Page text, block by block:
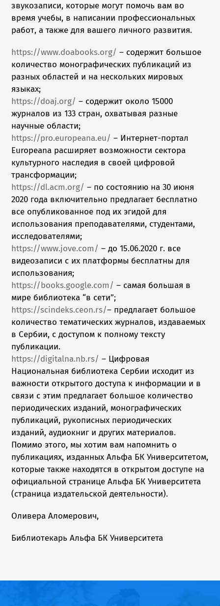
звукозаписи, которые могут помочь вам во
время учебы, в написании профессиональных
работ, а также для вашего личного развития.
https://www.doabooks.org/ – содержит большое
количество монографических публикаций из
разных областей и на нескольких мировых
языках;
https://doaj.org/ – содержит около 15000
журналов из 133 стран, охватывая разные
научные области;
https://pro.europeana.eu/ – Интернет-портал
Europeana расширяет возможности сектора
культурного наследия в своей цифровой
трансформации;
https://dl.acm.org/ – по состоянию на 30 июня
2020 года включительно предлагает бесплатно
все опубликованное под их эгидой для
использования преподавателями, студентами,
исследователями;
https://www.jove.com/ – до 15.06.2020 г. все
видеозаписи с их платформы бесплатны для
использования;
https://books.google.com/ – самая большая в
мире библиотека “в сети”;
https://scindeks.ceon.rs/– предлагает большое
количество тематических журналов, издаваемых
в Сербии, с доступом к полному тексту
публикации.
https://digitalna.nb.rs/ – Цифровая
Национальная библиотека Сербии исходит из
важности открытого доступа к информации и в
связи с этим предлагает большое количество
периодических изданий, монографических
публикаций, рукописных периодических
изданий, аудиокниг и других материалов.
Помимо этого, мы хотим вам напомнить о
публикациях, изданных Альфа БК Университетом,
которые также находятся в открытом доступе на
официальной странице Альфа БК Университета
(страница издательской деятельности).
Оливера Аломерович,
Библиотекарь Альфа БК Университета